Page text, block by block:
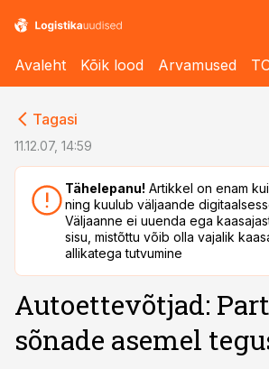
Avaleht Kõik lood Arvamused
Tagasi
11.12.07, 14:59
Tähelepanu! Artikkel on enam
ning kuulub väljaande
Väljaanne ei uuenda ega
sisu, mistõttu võib olla vajalik
allikatega tutvumine
Autoettevõtjad:
sõnade asemel